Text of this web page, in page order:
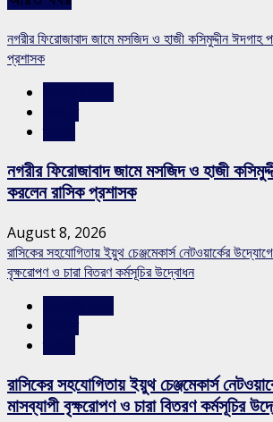
নগরীর ফিরোজাবাদ জামে মসজিদ ও হাজী কসিমুদ্দীন ঈদগাহ
প্রশাসক
নগরীর ফিরোজাবাদ জামে মসজিদ ও হাজী
করলেন রাসিক প্রশাসক
August 8, 2026
রাসিকের সহযোগিতায় ইয়ুথ চেঞ্জমেকার্স নেটওয়ার্কের
বৃক্ষরোপণ ও চারা বিতরণ কর্মসূচির উদ্বোধন
রাসিকের সহযোগিতায় ইয়ুথ চেঞ্জমেকার্স
মাসব্যাপী বৃক্ষরোপণ ও চারা বিতরণ কর্মসূচির